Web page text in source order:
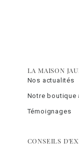
LA MAISON
Nos actualités
Notre boutique
Témoignages
CONSEILS